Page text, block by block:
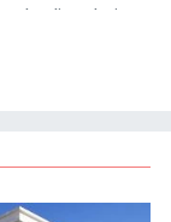
gelişmeleri
edindiği bilgilerle